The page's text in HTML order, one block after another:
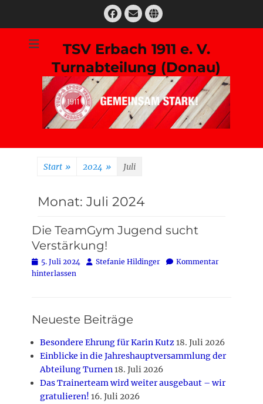
Facebook
E-
Mail
Website
TSV Erbach 1911 e. V.
Turnabteilung (Donau)
Start » 2024 » Juli
Monat: Juli 2024
Die TeamGym Jugend sucht
Verstärkung!
Posted
on
5. Juli 2024 AutorStefanie Hildinger
Kommentar
hinterlassen
Neueste Beiträge
Besondere Ehrung für Karin Kutz18. Juli 2026
Einblicke in die Jahreshauptversammlung der
Abteilung Turnen18. Juli 2026
Das Trainerteam wird weiter ausgebaut – wir
gratulieren! 16. Juli 2026